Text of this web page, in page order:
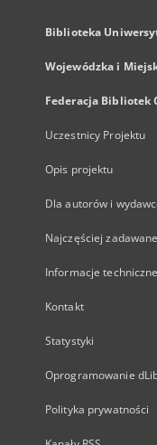
Biblioteka
Wojewódzka i
Federacja Bibliotek
Uczestnicy Projektu
Opis projektu
Dla autorów i
Najczęściej
Informacje techniczne
Kontakt
Statystyki
Oprogramowanie
Polityka prywatności